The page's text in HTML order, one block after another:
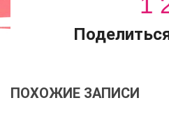
ПОХОЖИЕ ЗАПИСИ